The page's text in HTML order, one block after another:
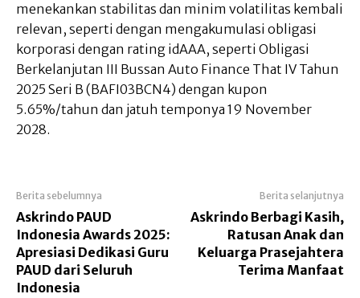
menekankan stabilitas dan minim volatilitas kembali
relevan, seperti dengan mengakumulasi obligasi
korporasi dengan rating idAAA, seperti Obligasi
Berkelanjutan III Bussan Auto Finance That IV Tahun
2025 Seri B (BAFI03BCN4) dengan kupon
5.65%/tahun dan jatuh temponya 19 November
2028.
Berita sebelumnya
Askrindo PAUD
Indonesia Awards 2025:
Apresiasi Dedikasi Guru
PAUD dari Seluruh
Indonesia
Berita selanjutnya
Askrindo Berbagi Kasih,
Ratusan Anak dan
Keluarga Prasejahtera
Terima Manfaat